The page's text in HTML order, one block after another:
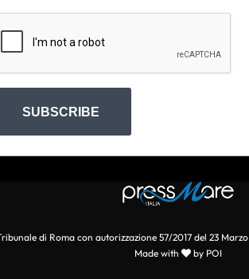
SUBSCRIBE
di Roma con autorizzazione 57/2017 del 23
Made with
by POI